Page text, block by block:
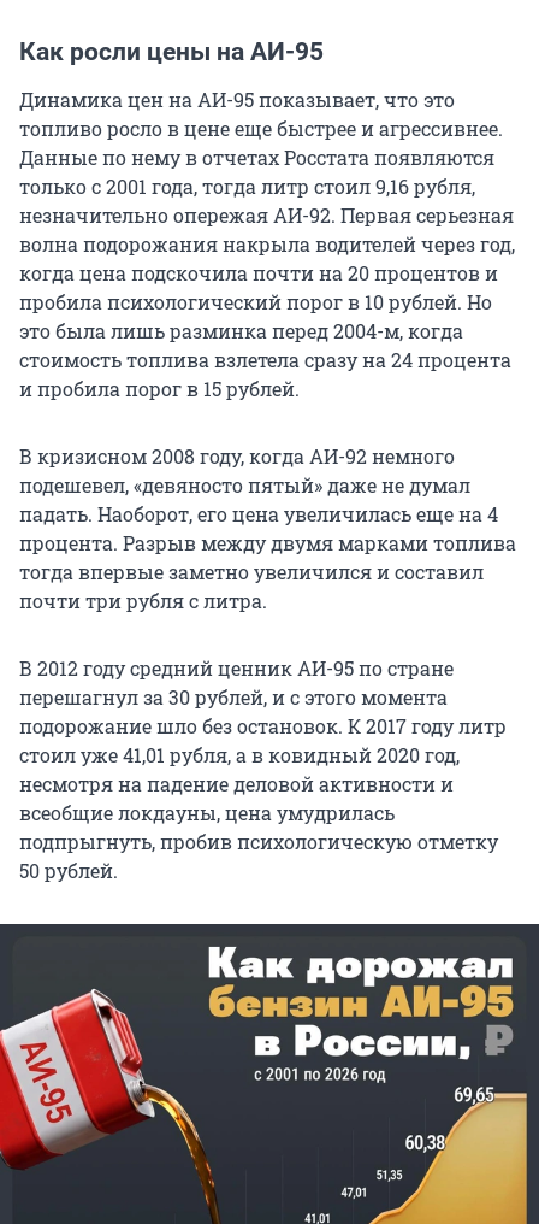
Как росли цены на АИ-95
Динамика цен на АИ-95 показывает, что это
топливо росло в цене еще быстрее и агрессивнее.
Данные по нему в отчетах Росстата появляются
только с 2001 года, тогда литр стоил 9,16 рубля,
незначительно опережая АИ-92. Первая серьезная
волна подорожания накрыла водителей через год,
когда цена подскочила почти на 20 процентов и
пробила психологический порог в 10 рублей. Но
это была лишь разминка перед 2004-м, когда
стоимость топлива взлетела сразу на 24 процента
и пробила порог в 15 рублей.
В кризисном 2008 году, когда АИ-92 немного
подешевел, «девяносто пятый» даже не думал
падать. Наоборот, его цена увеличилась еще на 4
процента. Разрыв между двумя марками топлива
тогда впервые заметно увеличился и составил
почти три рубля с литра.
В 2012 году средний ценник АИ-95 по стране
перешагнул за 30 рублей, и с этого момента
подорожание шло без остановок. К 2017 году литр
стоил уже 41,01 рубля, а в ковидный 2020 год,
несмотря на падение деловой активности и
всеобщие локдауны, цена умудрилась
подпрыгнуть, пробив психологическую отметку
50 рублей.